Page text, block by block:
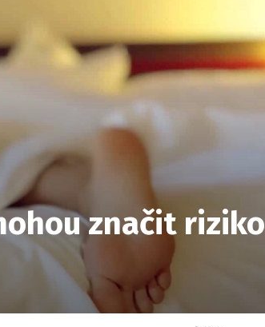
značit riziko